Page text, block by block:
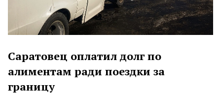
Саратовец оплатил долг по
алиментам ради поездки за
границу